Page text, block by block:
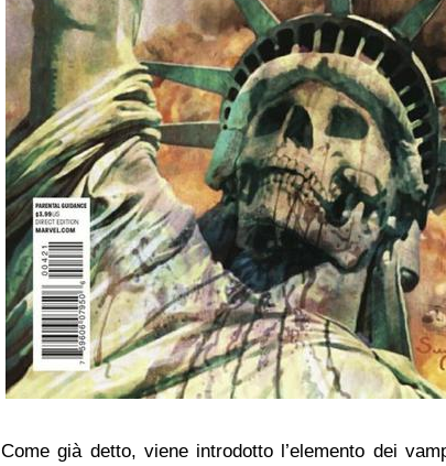
Come già detto, viene introdotto l’elemento dei